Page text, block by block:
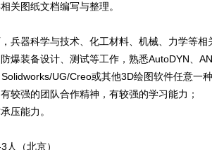
关图纸文档编写与整理。
兵器科学与技术、化工材料、机械、力学等相
爆装备设计、测试等工作，熟悉AutoDYN、
UG/Creo或其他3D绘图软件任意一种
较强的团队合作精神，有较强的学习能力；
压能力。
人（北京）